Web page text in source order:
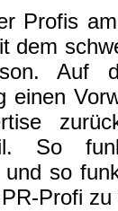
Profis
dem
einen
So
und so
Profi